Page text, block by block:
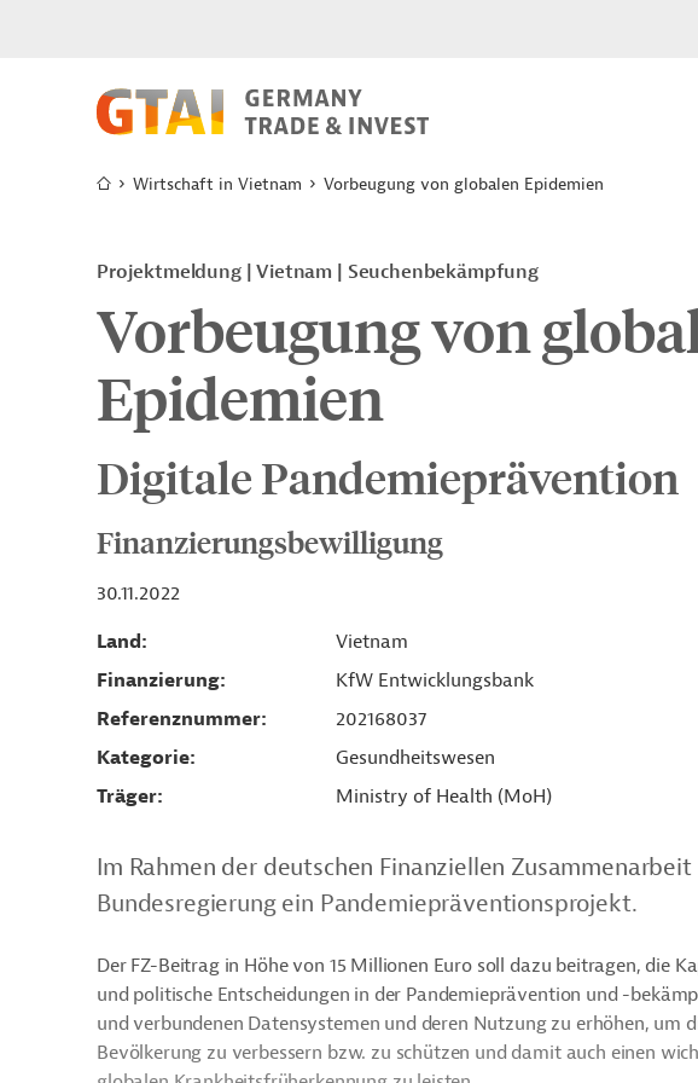
Wirtschaft in Vietnam Vorbeugung von globalen Epidemien
Projektmeldung Vietnam Seuchenbekämpfung
Vorbeugung von
Epidemien
Digitale Pandemieprävention
Finanzierungsbewilligung
30.11.2022
Land
Vietnam
Finanzierung
KfW Entwicklungsbank
Referenznummer
202168037
Kategorie
Gesundheitswesen
Träger
Ministry of Health (MoH)
Im Rahmen der deutschen Finanziellen
Bundesregierung ein Pandemiepräventionsprojekt.
Der FZ-Beitrag in Höhe von 15 Millionen Euro soll dazu beitragen, die
und politische Entscheidungen in der Pandemieprävention und -
und verbundenen Datensystemen und deren Nutzung zu erhöhen, um
Bevölkerung zu verbessern bzw. zu schützen und damit auch einen